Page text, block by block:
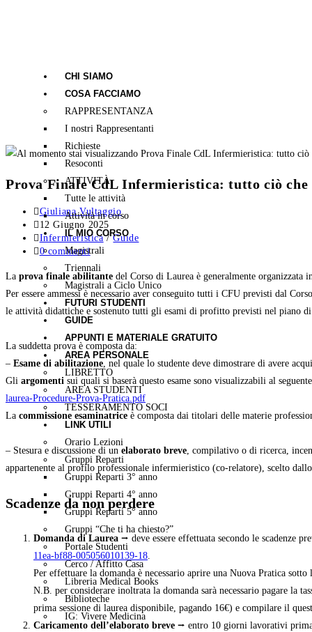
CHI SIAMO
COSA FACCIAMO
RAPPRESENTANZA
I nostri Rappresentanti
Richieste
Resoconti
ATTIVITÀ
Tutte le attività
Attività in corso
IL MIO CORSO
Magistrali
Triennali
Magistrali a Ciclo Unico
FUTURI STUDENTI
GUIDE
APPUNTI E MATERIALE GRATUITO
AREA PERSONALE
LIBRETTO
AREA STUDENTI
TESSERAMENTO SOCI
LINK UTILI
Orario Lezioni
Gruppi Reparti
Gruppi Reparti 3° anno
Gruppi Reparti 4° anno
Gruppi Reparti 5° anno
Gruppi “Che ti ha chiesto?”
Portale Studenti
Cerco / Affitto Casa
Libreria Medical Books
Biblioteche
IG: Vivere Medicina
Prova Finale CdL Infermieristica: tutto ciò che
Giuliana Vultaggio
12 Giugno 2025
Infermieristica / Guide
0 commenti
La prova finale abilitante del Corso di Laurea è generalmente organizzata
Per essere ammessi è necessario aver conseguito tutti i CFU previsti dal
le attività didattiche e sostenuto tutti gli esami di profitto previsti nel piano
La suddetta prova è composta da:
– Esame di abilitazione, nel quale lo studente deve dimostrare di avere
Gli argomenti sui quali si baserà questo esame sono visualizzabili al
laurea-Procedure-Prova-Pratica.pdf
La commissione esaminatrice è composta dai titolari delle materie
– Stesura e discussione di un elaborato breve, compilativo o di ricerca,
appartenente al profilo professionale infermieristico (co-relatore), scelto
Scadenze da non perdere
Domanda di Laurea ⭢ deve essere effettuata secondo le scadenze
11ea-bf88-005056010139-18.
Per effettuare la domanda è necessario aprire una Nuova Pratica sotto
N.B. per considerare inoltrata la domanda sarà necessario pagare la
prima sessione di laurea disponibile, pagando 16€) e compilare il
Caricamento dell’elaborato breve ⭢ entro 10 giorni lavorativi prima